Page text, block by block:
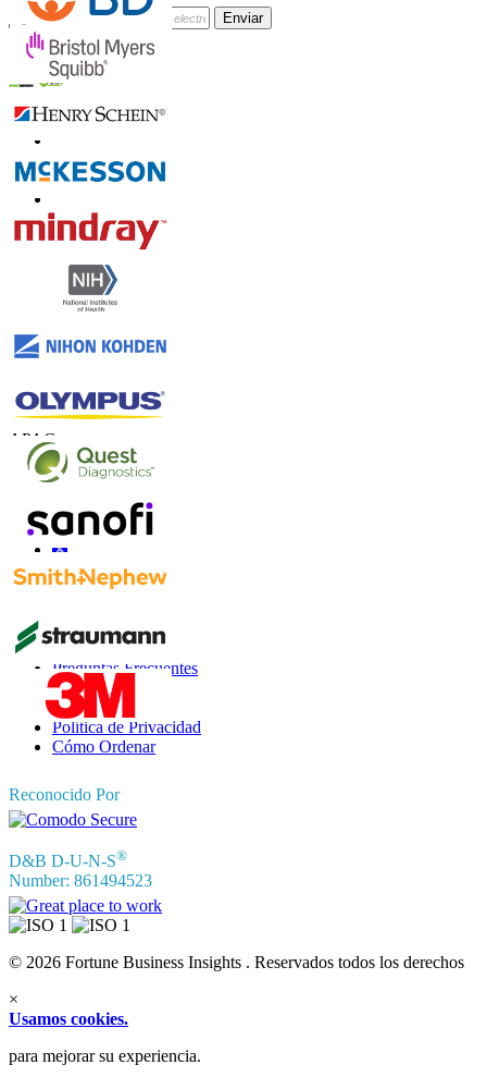
Enviar
Confianza Online
Contáctanos
US+1 833 909 2966 ( Llamada gratuita )
UK+44 808 502 0280 (Llamada gratuita )
APAC
sales@fortunebusinessinsights.com
Conéctate con nosotros
Información
Preguntas Frecuentes
Testimonios
Términos de Uso
Política de Privacidad
Cómo Ordenar
Reconocido Por
D&B D-U-N-S®
Number: 861494523
© 2026 Fortune Business Insights . Reservados todos los derechos
×
Usamos cookies.
para mejorar su experiencia.